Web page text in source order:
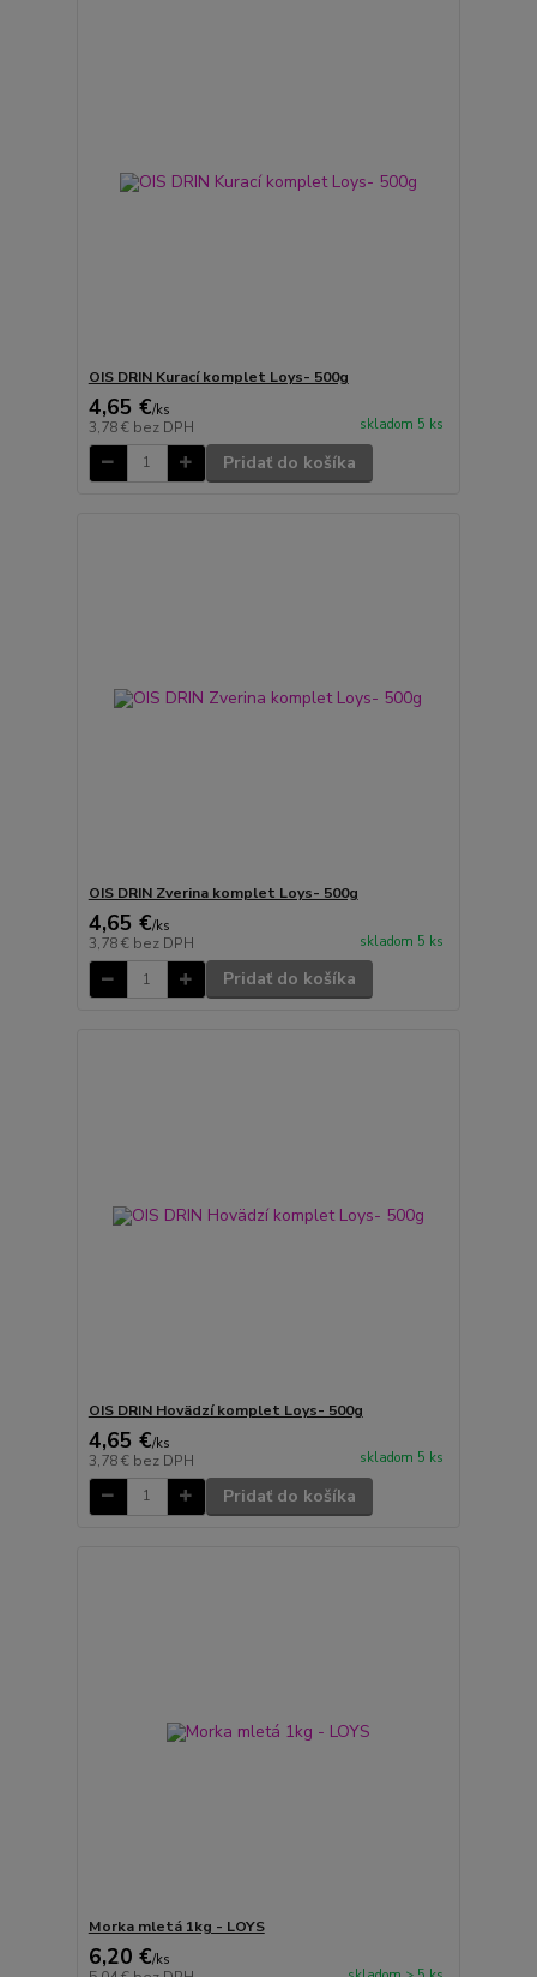
OIS DRIN Kurací komplet Loys- 500g
4,65 €/ks
3,78 € bez DPH skladom 5 ks
Pridať do košíka
OIS DRIN Zverina komplet Loys- 500g
4,65 €/ks
3,78 € bez DPH skladom 5 ks
Pridať do košíka
OIS DRIN Hovädzí komplet Loys- 500g
4,65 €/ks
3,78 € bez DPH skladom 5 ks
Pridať do košíka
Morka mletá 1kg - LOYS
6,20 €/ks